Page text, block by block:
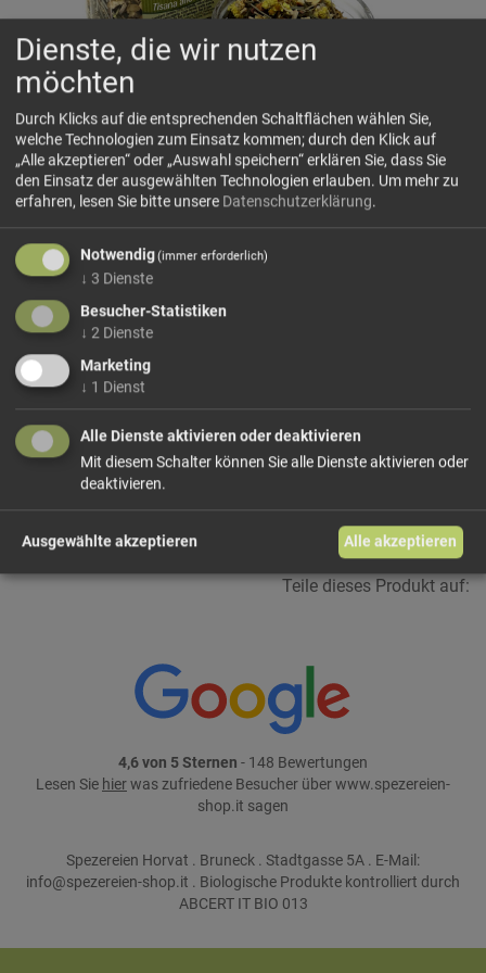
Beerenkräuter-Ingwer
HORVAT
Ingwerstücke(30%), Zitronengras(30%), Süssholzwurzel,
Pfefferminze, Orangenschalen, Zitronenschalen, Kamille,
Katzenpfötchenblüten, Rosenblütenblätter
Größe: 100 g
In den Warenkorb
Teile dieses Produkt auf:
4,6 von 5 Sternen - 148 Bewertungen
Lesen Sie hierwas zufriedene Besucher über www.spezereien-
shop.it sagen
Spezereien Horvat . Bruneck . Stadtgasse 5A . E-Mail:
info@spezereien-shop.it . Biologische Produkte kontrolliert durch
ABCERT IT BIO 013
Dienste, die wir nutzen
möchten
Durch Klicks auf die entsprechenden Schaltflächen wählen Sie,
welche Technologien zum Einsatz kommen; durch den Klick auf
„Alle akzeptieren“ oder „Auswahl speichern“ erklären Sie, dass Sie
den Einsatz der ausgewählten Technologien erlauben. Um mehr zu
erfahren, lesen Sie bitte unsere Datenschutzerklärung.
Notwendig(immer erforderlich)
↓ 3 Dienste
Besucher-Statistiken
↓ 2 Dienste
Marketing
↓ 1 Dienst
Alle Dienste aktivieren oder deaktivieren
Mit diesem Schalter können Sie alle Dienste aktivieren oder
deaktivieren.
Ausgewählte akzeptieren Alle akzeptieren